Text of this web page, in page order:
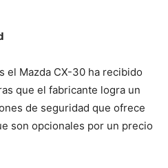
el Mazda CX-30 ha recibido
que el fabricante logra un
de seguridad que ofrece
son opcionales por un precio